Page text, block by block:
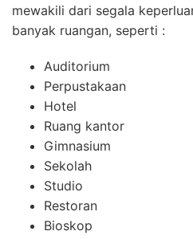
mewakili dari segala
banyak ruangan, seperti :
Auditorium
Perpustakaan
Hotel
Ruang kantor
Gimnasium
Sekolah
Studio
Restoran
Bioskop